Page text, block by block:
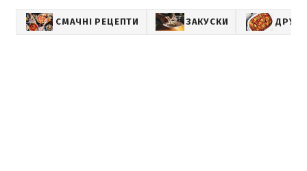
СМАЧНІ РЕЦЕПТИ ЗАКУСКИ